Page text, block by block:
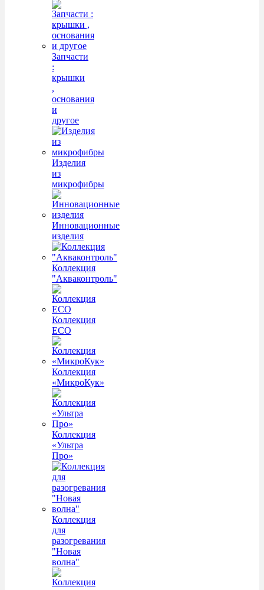
Запчасти
:
крышки
,
основания
и
другое
Изделия
из
микрофибры
Инновационные
изделия
Коллекция
"Акваконтроль"
Коллекция
ECO
Коллекция
«МикроКук»
Коллекция
«Ультра
Про»
Коллекция
для
разогревания
"Новая
волна"